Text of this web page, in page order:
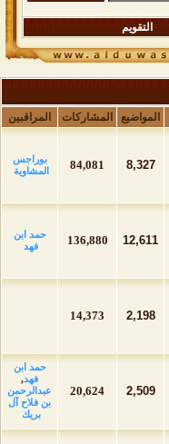
التقويم
المواضيع المشاركات المراقبين
8,327
84,081
بوراجس
المشاوية
12,611
136,880
حمد ابن
فهد
2,198
14,373
2,509
20,624
حمد ابن
فهد,
عبدالرحمن
بن فلاح آل
بريك